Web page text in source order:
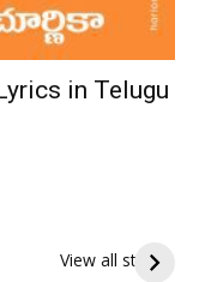
in Telugu
View all stories
గిరి ప్రదక్షిణ